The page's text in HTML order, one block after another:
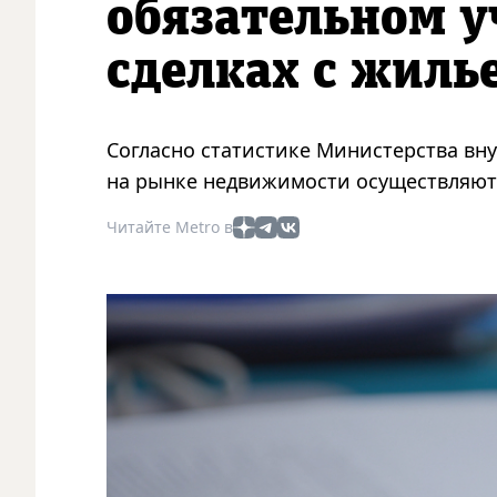
обязательном
сделках с
Согласно статистике Министерства
на рынке недвижимости
Читайте Metro в